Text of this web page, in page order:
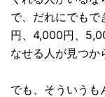
で、だれにでも
円、4,000円、
なせる人が見つか
でも、そういうも